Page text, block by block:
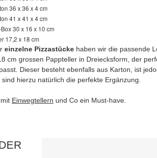
36 x 36 x 4 cm
41 x 41 x 4 cm
30 x 16 x 10 cm
17,2 x 18 cm
einzelne Pizzastücke haben wir die passende
cm grossen Pappteller in Dreiecksform, der
Dieser besteht ebenfalls aus Karton, ist
sind hierzu natürlich die perfekte Ergänzung.
Einwegtellern und Co ein Must-have.